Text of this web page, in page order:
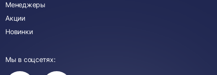
Менеджеры
Акции
Новинки
Мы в соцсетях: